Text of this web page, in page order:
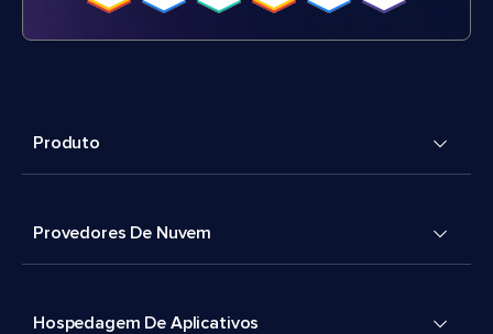
Produto
Provedores De Nuvem
Hospedagem De Aplicativos